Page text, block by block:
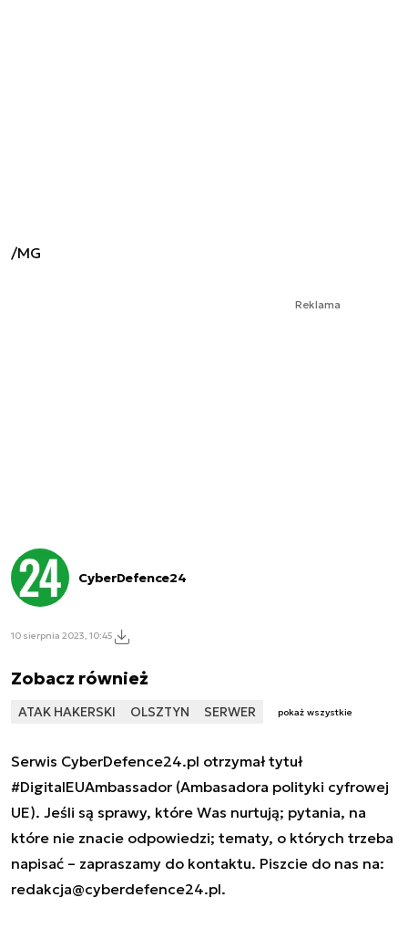
/MG
Reklama
CyberDefence24
10 sierpnia 2023, 10:45
Zobacz również
ATAK HAKERSKI OLSZTYN SERWER pokaż wszystkie
Serwis CyberDefence24.pl otrzymał tytuł
#DigitalEUAmbassador (Ambasadora polityki cyfrowej
UE). Jeśli są sprawy, które Was nurtują; pytania, na
które nie znacie odpowiedzi; tematy, o których trzeba
napisać – zapraszamy do kontaktu. Piszcie do nas na:
redakcja@cyberdefence24.pl.